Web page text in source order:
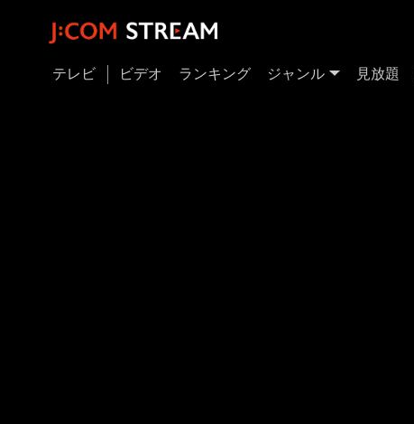
テレビ ビデオ ランキング ジャンル 見放題